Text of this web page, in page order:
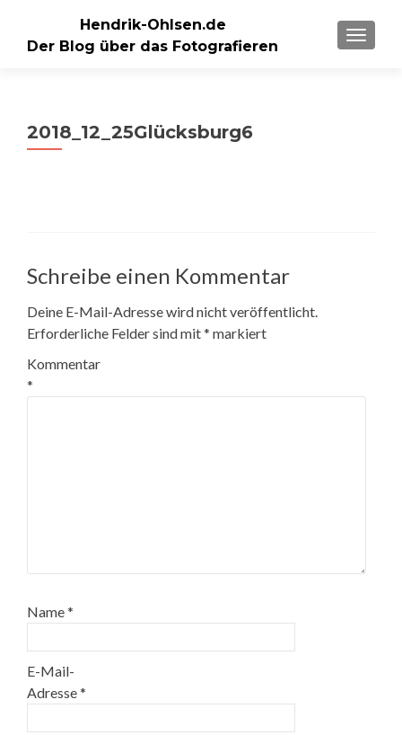
Hendrik-Ohlsen.de
Der Blog über das Fotografieren
2018_12_25Glücksburg6
Schreibe einen Kommentar
Deine E-Mail-Adresse wird nicht veröffentlicht.
Erforderliche Felder sind mit* markiert
Kommentar
*
Name*
E-Mail-
Adresse*